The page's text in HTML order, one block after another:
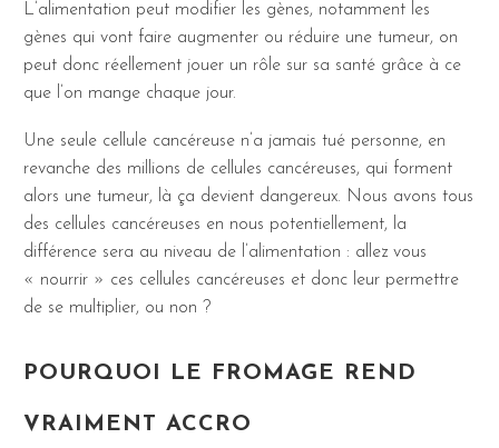
L’alimentation peut modifier les gènes, notamment les
gènes qui vont faire augmenter ou réduire une tumeur, on
peut donc réellement jouer un rôle sur sa santé grâce à ce
que l’on mange chaque jour.
Une seule cellule cancéreuse n’a jamais tué personne, en
revanche des millions de cellules cancéreuses, qui forment
alors une tumeur, là ça devient dangereux. Nous avons tous
des cellules cancéreuses en nous potentiellement, la
différence sera au niveau de l’alimentation : allez vous
« nourrir » ces cellules cancéreuses et donc leur permettre
de se multiplier, ou non ?
POURQUOI LE FROMAGE REND
VRAIMENT ACCRO